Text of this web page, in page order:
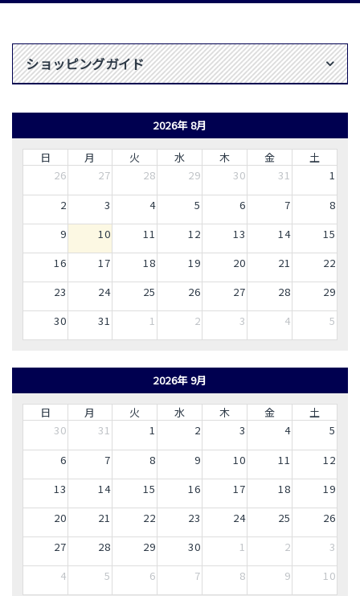
ショッピングガイド
2026年 8月
日 月 火 水 木 金
土
26
27 28 29 30 31
1
2
3 4 5 6 7
8
9
10 11 12 13 14
15
16
17 18 19 20 21
22
23
24 25 26 27 28
29
30
31 1 2 3 4 5
2026年 9月
日 月 火 水 木 金
土
30
31 1 2 3 4
5
6
7 8 9 10 11
12
13
14 15 16 17 18
19
20
21 22 23 24 25
26
27
28 29 30 1 2
3
4
5 6 7 8 9 10